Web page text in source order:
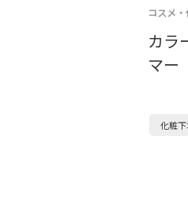
コスメ
カラ
マー
化粧